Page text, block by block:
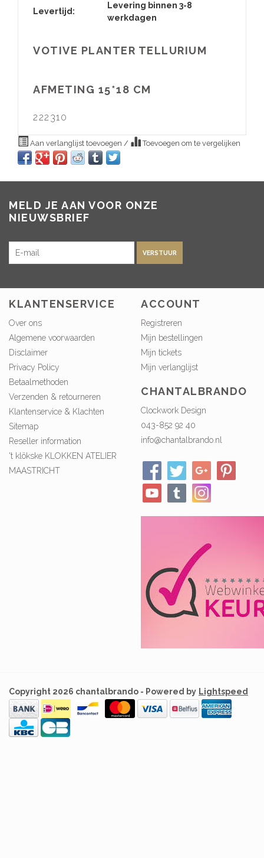
Levertijd:
Levering binnen 3-8
werkdagen
VOTIVE PLANTER TELLURIUM
AFMETING 15*18 CM
222310
Aan verlanglijst toevoegen / Toevoegen om te vergelijken
MELD JE AAN VOOR ONZE
NIEUWSBRIEF
VERSTUUR
KLANTENSERVICE
Over ons
Algemene voorwaarden
Disclaimer
Privacy Policy
Betaalmethoden
Verzenden & retourneren
Klantenservice & Klachten
Sitemap
Reseller information
't klökske KLOKKEN ATELIER
MAASTRICHT
ACCOUNT
Registreren
Mijn bestellingen
Mijn tickets
Mijn verlanglijst
CHANTALBRANDO
Clockwork Design
043-852 92 40
info@chantalbrando.nl
Copyright 2026 chantalbrando - Powered by Lightspeed